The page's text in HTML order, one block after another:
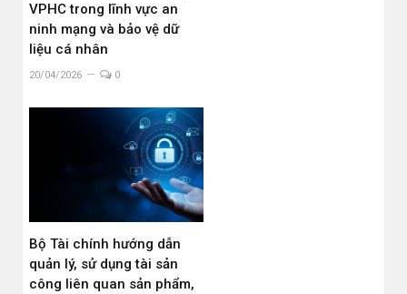
VPHC trong lĩnh vực an
ninh mạng và bảo vệ dữ
liệu cá nhân
20/04/2026 0
Bộ Tài chính hướng dẫn
quản lý, sử dụng tài sản
công liên quan sản phẩm,